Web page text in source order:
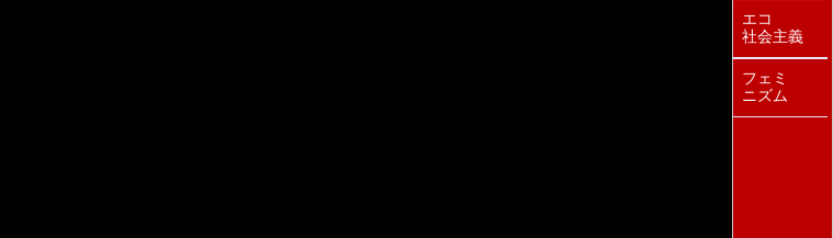
エコ
社会主義
フェミ
ニズム